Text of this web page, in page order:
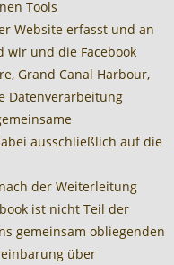
Tools
Website erfasst und an
wir und die Facebook
Grand Canal Harbour,
Datenverarbeitung
ausschließlich auf die
der Weiterleitung
ist nicht Teil der
gemeinsam obliegenden
über